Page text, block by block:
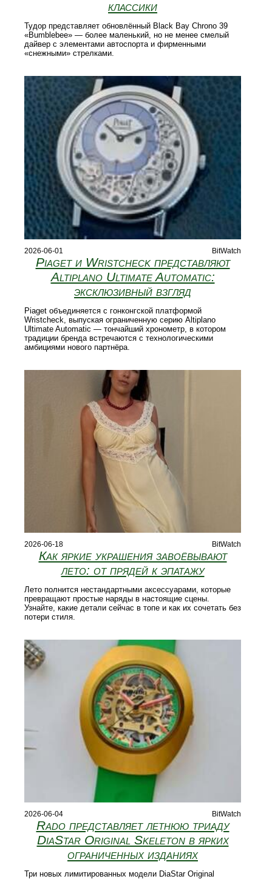
классики
Тудор представляет обновлённый Black Bay Chrono 39
«Bumblebee» — более маленький, но не менее смелый
дайвер с элементами автоспорта и фирменными
«снежными» стрелками.
2026-06-01 BitWatch
Piaget и Wristcheck представляют
Altiplano Ultimate Automatic:
эксклюзивный взгляд
Piaget объединяется с гонконгской платформой
Wristcheck, выпуская ограниченную серию Altiplano
Ultimate Automatic — тончайший хронометр, в котором
традиции бренда встречаются с технологическими
амбициями нового партнёра.
2026-06-18 BitWatch
Как яркие украшения завоёвывают
лето: от прядей к эпатажу
Лето полнится нестандартными аксессуарами, которые
превращают простые наряды в настоящие сцены.
Узнайте, какие детали сейчас в топе и как их сочетать без
потери стиля.
2026-06-04 BitWatch
Rado представляет летнюю триаду
DiaStar Original Skeleton в ярких
ограниченных изданиях
Три новых лимитированных модели DiaStar Original